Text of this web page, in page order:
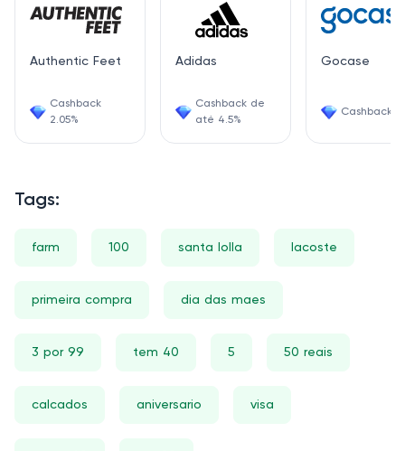
Authentic Feet
Cashback
2.05%
Adidas
Cashback de
até 4.5%
Gocase
Cashback
Tags:
farm 100 santa lolla lacoste
primeira compra dia das maes
3 por 99 tem 40 5 50 reais
calcados aniversario visa